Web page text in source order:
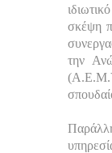
σκέψη
την